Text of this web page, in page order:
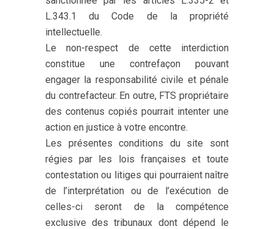
L.343.1 du Code de la propriété
intellectuelle.
Le non-respect de cette interdiction
constitue une contrefaçon pouvant
engager la responsabilité civile et pénale
du contrefacteur. En outre, FTS propriétaire
des contenus copiés pourrait intenter une
action en justice à votre encontre.
Les présentes conditions du site sont
régies par les lois françaises et toute
contestation ou litiges qui pourraient naître
de l’interprétation ou de l’exécution de
celles-ci seront de la compétence
exclusive des tribunaux dont dépend le